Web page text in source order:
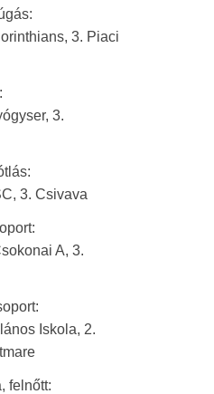
3. Piaci
3.
3. Csivava
A, 3.
Iskola, 2.
felnőtt: